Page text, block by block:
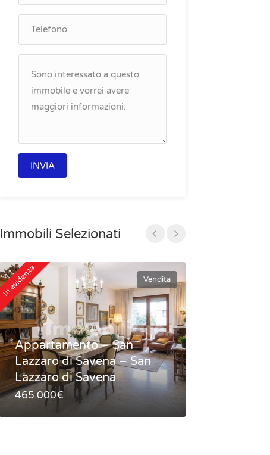
Immobili Selezionati
In evidenza Vendita
Appartamento – San
Lazzaro di Savena – San
Lazzaro di Savena
465.000€